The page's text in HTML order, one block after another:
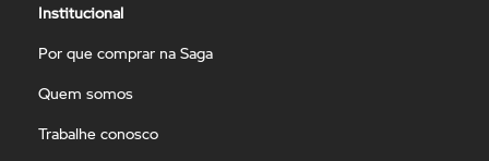
Institucional
Por que comprar na Saga
Quem somos
Trabalhe conosco